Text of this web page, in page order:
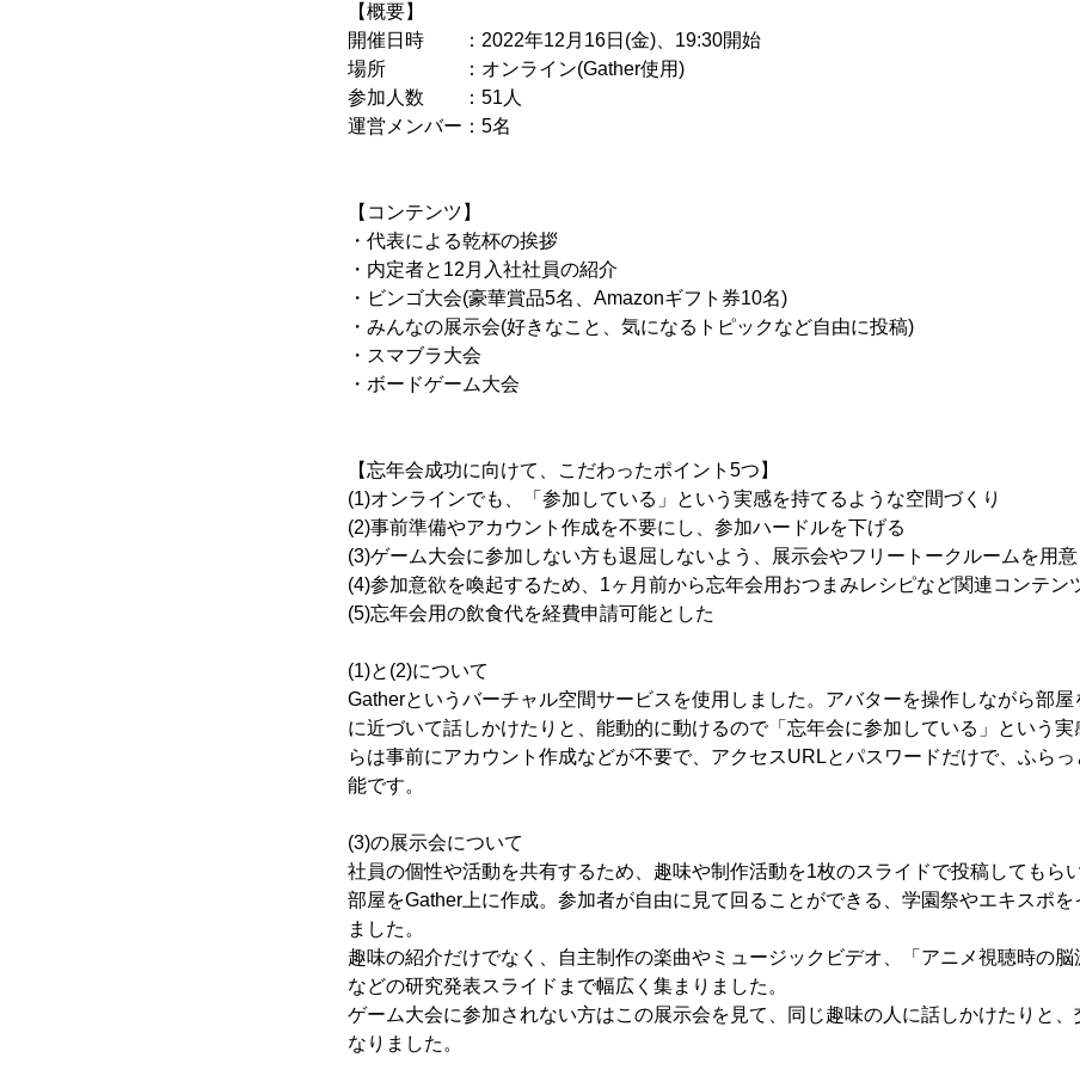
【概要】
開催日時 ：2022年12月16日(金)、19:30開始
場所 ：オンライン(Gather使用)
参加人数 ：51人
運営メンバー：5名
【コンテンツ】
・代表による乾杯の挨拶
・内定者と12月入社社員の紹介
・ビンゴ大会(豪華賞品5名、Amazonギフト券10名)
・みんなの展示会(好きなこと、気になるトピックなど自由に投稿)
・スマブラ大会
・ボードゲーム大会
【忘年会成功に向けて、こだわったポイント5つ】
(1)オンラインでも、「参加している」という実感を持てるような空間づくり
(2)事前準備やアカウント作成を不要にし、参加ハードルを下げる
(3)ゲーム大会に参加しない方も退屈しないよう、展示会やフリートークルームを用意
(4)参加意欲を喚起するため、1ヶ月前から忘年会用おつまみレシピなど関連コンテン
(5)忘年会用の飲食代を経費申請可能とした
(1)と(2)について
Gatherというバーチャル空間サービスを使用しました。アバターを操作しながら部屋
に近づいて話しかけたりと、能動的に動けるので「忘年会に参加している」という実
らは事前にアカウント作成などが不要で、アクセスURLとパスワードだけで、ふら
能です。
(3)の展示会について
社員の個性や活動を共有するため、趣味や制作活動を1枚のスライドで投稿してもら
部屋をGather上に作成。参加者が自由に見て回ることができる、学園祭やエキスポを
ました。
趣味の紹介だけでなく、自主制作の楽曲やミュージックビデオ、「アニメ視聴時の脳
などの研究発表スライドまで幅広く集まりました。
ゲーム大会に参加されない方はこの展示会を見て、同じ趣味の人に話しかけたりと、
なりました。